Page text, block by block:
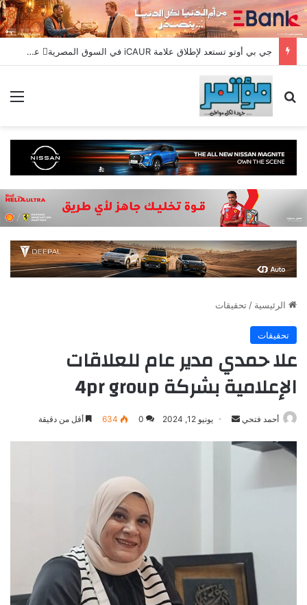
جي بي أوتو تستعد لإطلاق علامة iCAUR في السوق المصرية علامة عالمية جديدة لسيارات الطاقة الجديدة تجمع بين التكنولوجيا الذكية والتصميم الجريء وروح المغامر
بحث عن
الرئيسية / تحقيقات
تحقيقات
علا حمدي مدير عام للعلاقات
الإعلامية بشركة 4pr group
أحمد فتحي
أرسل يونيو 12, 2024 0
634 أقل من دقيقة